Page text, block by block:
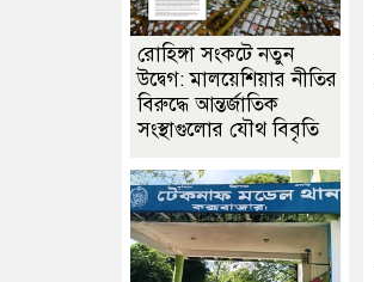
রোহিঙ্গা সংকটে নতুন
উদ্বেগ: মালয়েশিয়ার নীতির
বিরুদ্ধে আন্তর্জাতিক
সংস্থাগুলোর যৌথ বিবৃতি